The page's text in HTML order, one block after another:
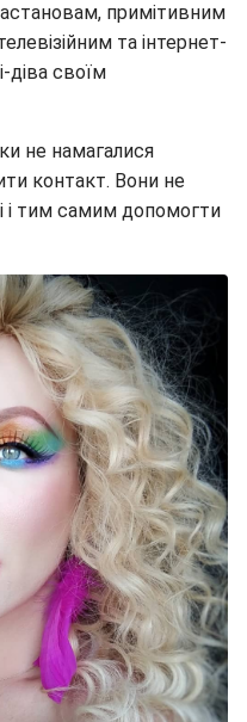
примітивним
та інтернет-
діва своїм
не намагалися
контакт. Вони не
і тим самим допомогти